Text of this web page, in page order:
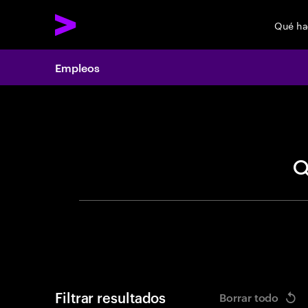
Qué
Empleos
Filtrar resultados Borrar todo